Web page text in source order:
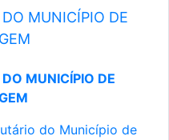
MUNICÍPIO DE
MUNICÍPIO DE
do Município de